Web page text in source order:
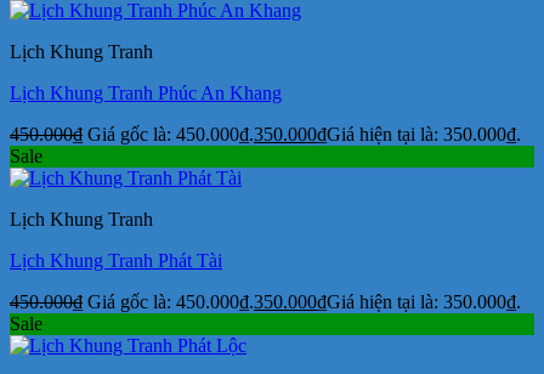
Lịch Khung Tranh
Lịch Khung Tranh Phúc An Khang
450.000₫ Giá gốc là: 450.000₫.350.000₫Giá hiện tại là: 350.000₫.
Sale
Lịch Khung Tranh
Lịch Khung Tranh Phát Tài
450.000₫ Giá gốc là: 450.000₫.350.000₫Giá hiện tại là: 350.000₫.
Sale